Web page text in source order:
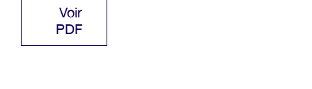
Voir
PDF